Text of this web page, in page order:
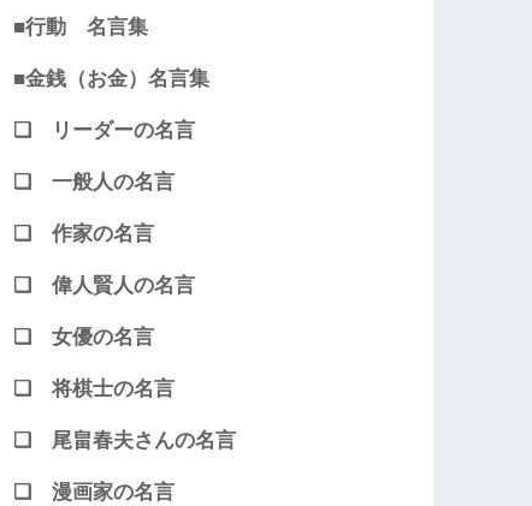
■行動 名言集
■金銭（お金）名言集
❏ リーダーの名言
❏ 一般人の名言
❏ 作家の名言
❏ 偉人賢人の名言
❏ 女優の名言
❏ 将棋士の名言
❏ 尾畠春夫さんの名言
❏ 漫画家の名言